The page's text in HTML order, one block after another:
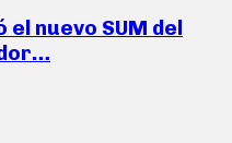
nuevo SUM del